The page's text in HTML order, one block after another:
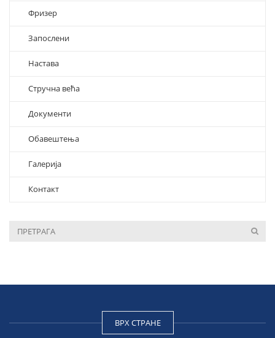
Фризер
Запослени
Настава
Стручна већа
Документи
Обавештења
Галерија
Контакт
ВРХ СТРАНЕ